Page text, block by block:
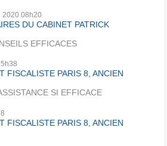
2020 08h20
DU CABINET PATRICK
EFFICACES
FISCALISTE PARIS 8, ANCIEN
SI EFFICACE
FISCALISTE PARIS 8, ANCIEN